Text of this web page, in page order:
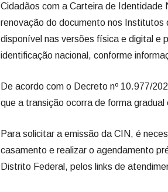
Cidadãos com a Carteira de Identidade
renovação do documento nos
disponível nas versões física e digital e
identificação nacional, conforme
De acordo com o Decreto nº 10.977/
que a transição ocorra de forma
Para solicitar a emissão da CIN, é
casamento e realizar o agendamento
Distrito Federal, pelos links de